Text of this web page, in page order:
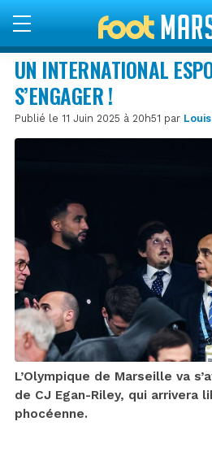
UN INTERNATIONAL
S’ENGAGER !
Publié le 11 Juin 2025 à 20h51 par
L’Olympique de Marseille va
de CJ Egan-Riley, qui arrivera
phocéenne.